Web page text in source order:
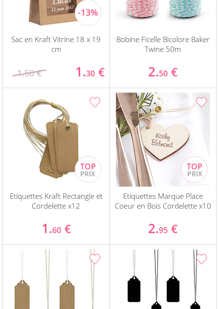
Sac en Kraft Vitrine 18 x 19
cm
1.50 € 1.30 €
Bobine Ficelle Bicolore Baker
Twine 50m
2.50 €
Etiquettes Kraft Rectangle et
Cordelette x12
1.60 €
Etiquettes Marque Place
Coeur en Bois Cordelette x10
2.95 €